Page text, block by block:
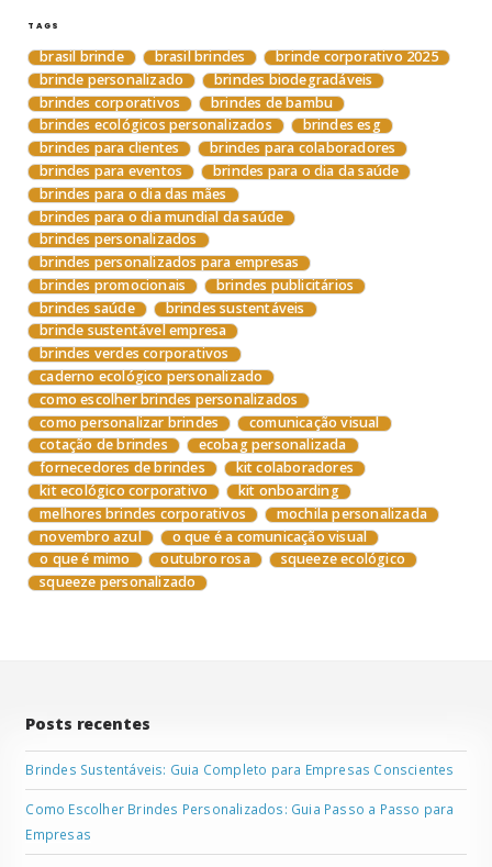
TAGS
brasil brinde brasil brindes
brinde corporativo 2025
brinde personalizado
brindes biodegradáveis
brindes corporativos
brindes de bambu
brindes ecológicos personalizados
brindes esg
brindes para clientes
brindes para colaboradores
brindes para eventos
brindes para o dia da saúde
brindes para o dia das mães
brindes para o dia mundial da saúde
brindes personalizados
brindes personalizados para empresas
brindes promocionais
brindes publicitários
brindes saúde
brindes sustentáveis
brinde sustentável empresa
brindes verdes corporativos
caderno ecológico personalizado
como escolher brindes personalizados
como personalizar brindes
comunicação visual
cotação de brindes
ecobag personalizada
fornecedores de brindes
kit colaboradores
kit ecológico corporativo
kit onboarding
melhores brindes corporativos
mochila personalizada
novembro azul
o que é a comunicação visual
o que é mimo
outubro rosa
squeeze ecológico
squeeze personalizado
Posts recentes
Brindes Sustentáveis: Guia Completo para Empresas Conscientes
Como Escolher Brindes Personalizados: Guia Passo a Passo para
Empresas